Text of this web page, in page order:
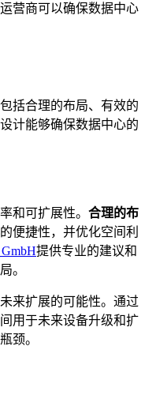
营商可以确保数据中心
括合理的布局、有效的
计能够确保数据中心的
和可扩展性。 合理的布
便捷性，并优化空间利
提供专业的建议和
。
来扩展的可能性。通过
用于未来设备升级和扩
颈。